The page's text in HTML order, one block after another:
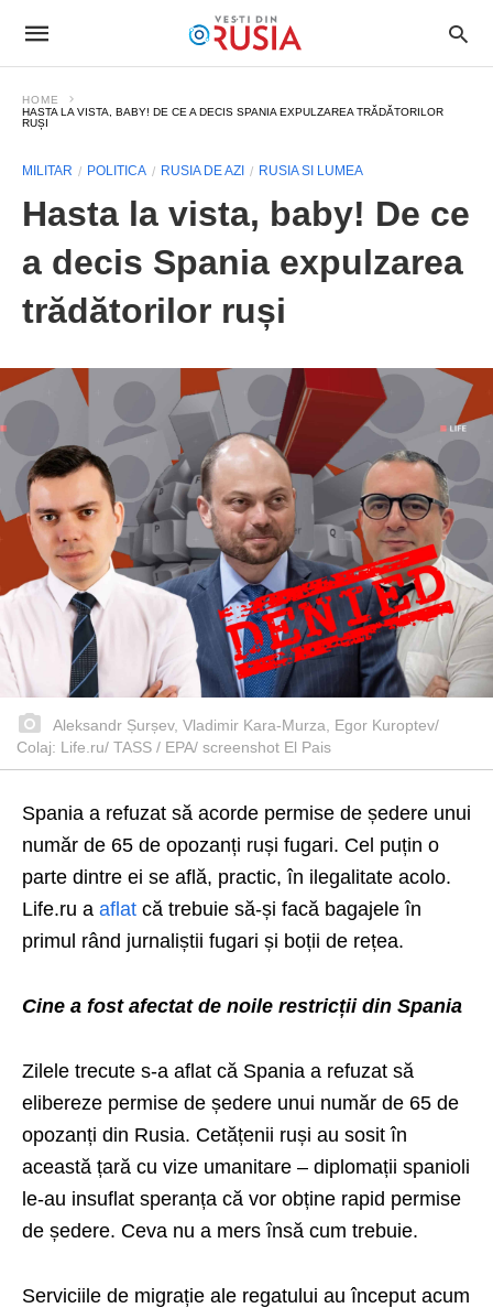
HOME
HASTA LA VISTA, BABY! DE CE A DECIS SPANIA EXPULZAREA TRĂDĂTORILOR
RUȘI
MILITAR POLITICA RUSIA DE AZI RUSIA SI LUMEA
Hasta la vista, baby! De ce
a decis Spania expulzarea
trădătorilor ruși
Aleksandr Șurșev, Vladimir Kara-Murza, Egor Kuroptev/
Colaj: Life.ru/ TASS / EPA/ screenshot El Pais
Spania a refuzat să acorde permise de ședere unui
număr de 65 de opozanți ruși fugari. Cel puțin o
parte dintre ei se află, practic, în ilegalitate acolo.
Life.ru a aflat că trebuie să-și facă bagajele în
primul rând jurnaliștii fugari și boții de rețea.
Cine a fost afectat de noile restricții din Spania
Zilele trecute s-a aflat că Spania a refuzat să
elibereze permise de ședere unui număr de 65 de
opozanți din Rusia. Cetățenii ruși au sosit în
această țară cu vize umanitare – diplomații spanioli
le-au insuflat speranța că vor obține rapid permise
de ședere. Ceva nu a mers însă cum trebuie.
Serviciile de migrație ale regatului au început acum